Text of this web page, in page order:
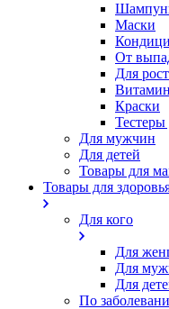
Маски
От
Для
Краски
Тестеры
Для мужчин
Для детей
Товары для
Товары для
Для кого
Для
Для
Для
По